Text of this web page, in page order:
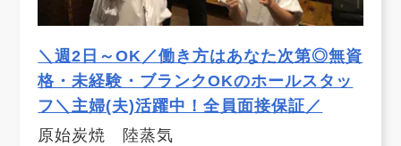
＼週2日～OK／働き方はあなた次第◎無資
格・未経験・ブランクOKのホールスタッ
フ＼主婦(夫)活躍中！全員面接保証／
原始炭焼 陸蒸気